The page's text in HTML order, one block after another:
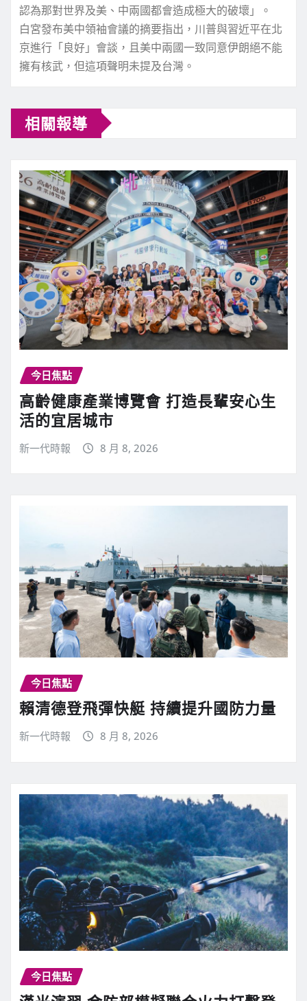
認為那對世界及美、中兩國都會造成極大的破壞」。
白宮發布美中領袖會議的摘要指出，川普與習近平在北
京進行「良好」會談，且美中兩國一致同意伊朗絕不能
擁有核武，但這項聲明未提及台灣。
相關報導
今日焦點
高齡健康產業博覽會 打造長輩安心生
活的宜居城市
新一代時報 8 月 8, 2026
今日焦點
賴清德登飛彈快艇 持續提升國防力量
新一代時報 8 月 8, 2026
今日焦點